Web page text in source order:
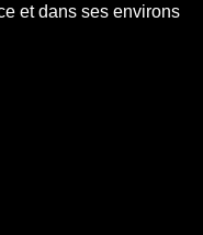
et dans ses environs